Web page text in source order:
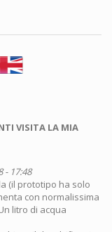
VISITA LA MIA
- 17:48
(il prototipo ha solo
con normalissima
litro di acqua